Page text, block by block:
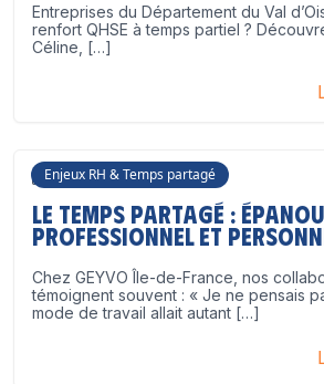
Entreprises du Département du Val
renfort QHSE à temps partiel ?
Céline, […]
Enjeux RH & Temps partagé
17 juillet 2025 Geyvo
Le temps partagé :
professionnel ET
Chez GEYVO Île-de-France, nos
témoignent souvent : « Je ne pensais
mode de travail allait autant […]